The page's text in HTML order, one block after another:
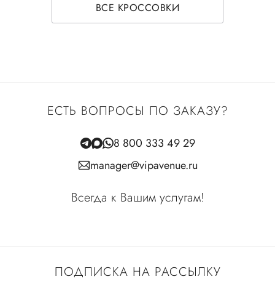
ВСЕ КРОССОВКИ
ПОДПИСКА НА РАССЫЛКУ
ЕСТЬ ВОПРОСЫ ПО ЗАКАЗУ?
8 800 333 49 29
manager@vipavenue.ru
Всегда к Вашим услугам!